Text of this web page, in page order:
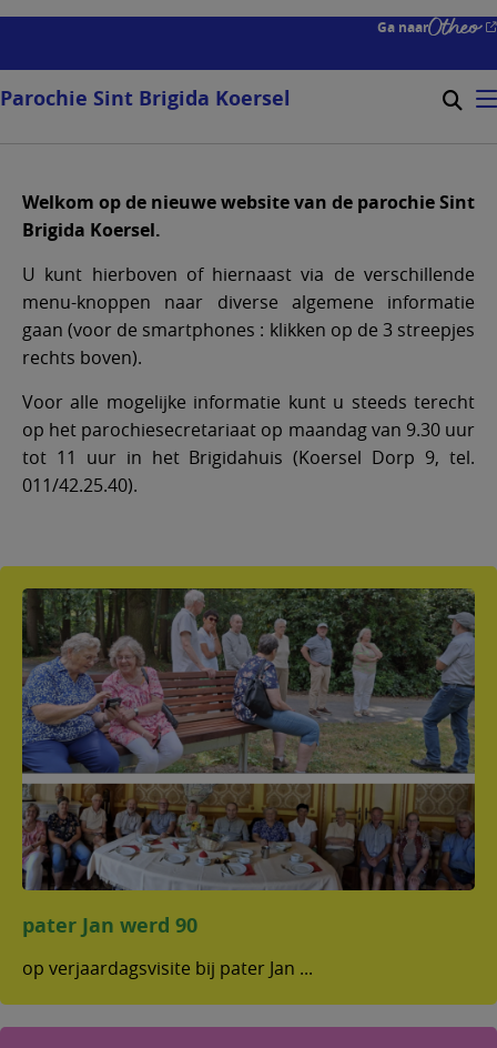
Overslaan
naar
de
gaan
Ga naar
Parochie Sint Brigida Koersel
icon
Welkom op de nieuwe website van de parochie Sint
Brigida Koersel.
U kunt hierboven of hiernaast via de verschillende
menu-knoppen naar diverse algemene informatie
gaan (voor de smartphones : klikken op de 3 streepjes
rechts boven).
Voor alle mogelijke informatie kunt u steeds terecht
op het parochiesecretariaat op maandag van 9.30 uur
tot 11 uur in het Brigidahuis (Koersel Dorp 9, tel.
011/42.25.40).
pater Jan werd 90
op verjaardagsvisite bij pater Jan ...